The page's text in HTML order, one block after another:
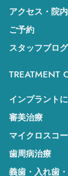
アクセス・院
ご予約
スタッフブログ
TREATMENT
インプラント
審美治療
マイクロスコ
歯周病治療
義歯・入れ歯